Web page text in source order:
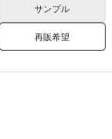
シャア・アズナブル
サンプル
再販希望